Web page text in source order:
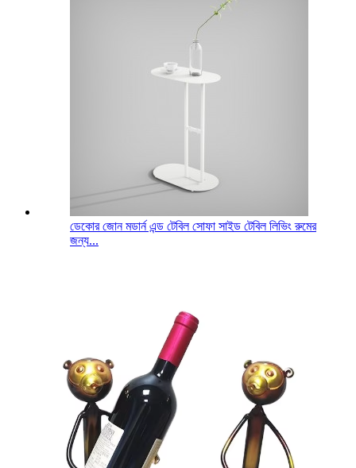
ডেকোর জোন মডার্ন এন্ড টেবিল সোফা সাইড টেবিল লিভিং রুমের
জন্য...